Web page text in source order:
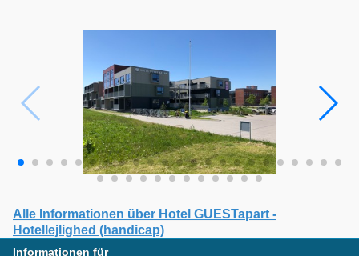
Alle Informationen über Hotel GUESTapart -
Hotellejlighed (handicap)
Informationen für